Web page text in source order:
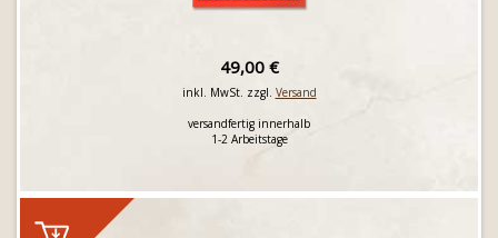
49,00 €
inkl. MwSt. zzgl. Versand
versandfertig innerhalb
1-2 Arbeitstage